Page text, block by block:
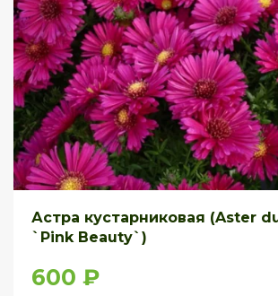
Астра кустарниковая (Aster
`Pink Beauty`)
600 ₽